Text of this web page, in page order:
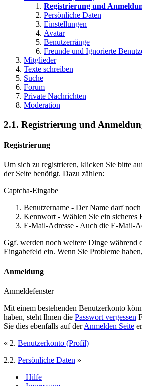
Registrierung und
Persönliche Daten
Einstellungen
Avatar
Benutzerränge
Freunde und Ignorierte
Mitglieder
Texte schreiben
Suche
Forum
Private Nachrichten
Moderation
2.1. Registrierung und
Registrierung
Um sich zu registrieren, klicken Sie bitte
der Seite benötigt. Dazu zählen:
Captcha-Eingabe
Benutzername - Der Name darf
Kennwort - Wählen Sie ein sicheres
E-Mail-Adresse - Auch die E-Mail-
Ggf. werden noch weitere Dinge während
Eingabefeld ein. Wenn Sie Probleme
Anmeldung
Anmeldefenster
Mit einem bestehenden Benutzerkonto
haben, steht Ihnen die Passwort vergessen
Sie dies ebenfalls auf derAnmelden Seite
« 2. Benutzerkonto (Profil)
2.2. Persönliche Daten »
Hilfe